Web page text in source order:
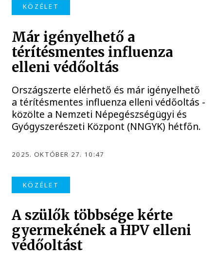
KÖZÉLET
Már igényelhető a
térítésmentes influenza
elleni védőoltás
Országszerte elérhető és már igényelhető
a térítésmentes influenza elleni védőoltás -
közölte a Nemzeti Népegészségügyi és
Gyógyszerészeti Központ (NNGYK) hétfőn.
2025. OKTÓBER 27. 10:47
KÖZÉLET
A szülők többsége kérte
gyermekének a HPV elleni
védőoltást